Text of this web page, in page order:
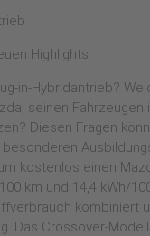
Highlights
in-Hybridantrieb?
seinen
Diesen Fragen
kostenlos einen
km und 14,4 kWh/
kombiniert
Das Crossover-